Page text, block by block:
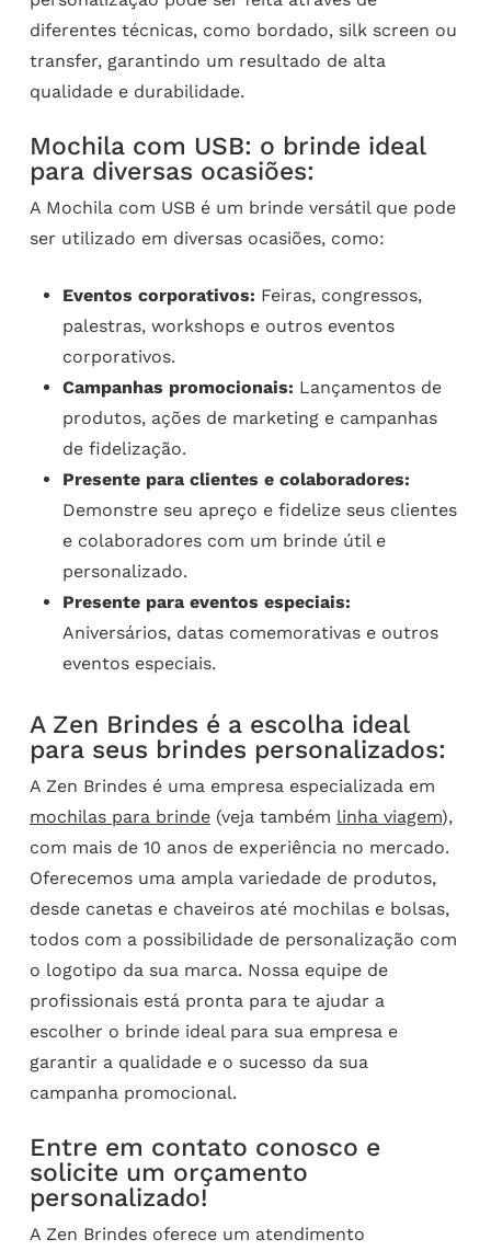
diferentes técnicas, como bordado, silk screen ou
transfer, garantindo um resultado de alta
qualidade e durabilidade.
Mochila com USB: o brinde ideal
para diversas ocasiões:
A Mochila com USB é um brinde versátil que pode
ser utilizado em diversas ocasiões, como:
Eventos corporativos: Feiras, congressos,
palestras, workshops e outros eventos
corporativos.
Campanhas promocionais: Lançamentos de
produtos, ações de marketing e campanhas
de fidelização.
Presente para clientes e colaboradores:
Demonstre seu apreço e fidelize seus clientes
e colaboradores com um brinde útil e
personalizado.
Presente para eventos especiais:
Aniversários, datas comemorativas e outros
eventos especiais.
A Zen Brindes é a escolha ideal
para seus brindes personalizados:
A Zen Brindes é uma empresa especializada em
mochilas para brinde(veja também linha viagem),
com mais de 10 anos de experiência no mercado.
Oferecemos uma ampla variedade de produtos,
desde canetas e chaveiros até mochilas e bolsas,
todos com a possibilidade de personalização com
o logotipo da sua marca. Nossa equipe de
profissionais está pronta para te ajudar a
escolher o brinde ideal para sua empresa e
garantir a qualidade e o sucesso da sua
campanha promocional.
Entre em contato conosco e
solicite um orçamento
personalizado!
A Zen Brindes oferece um atendimento